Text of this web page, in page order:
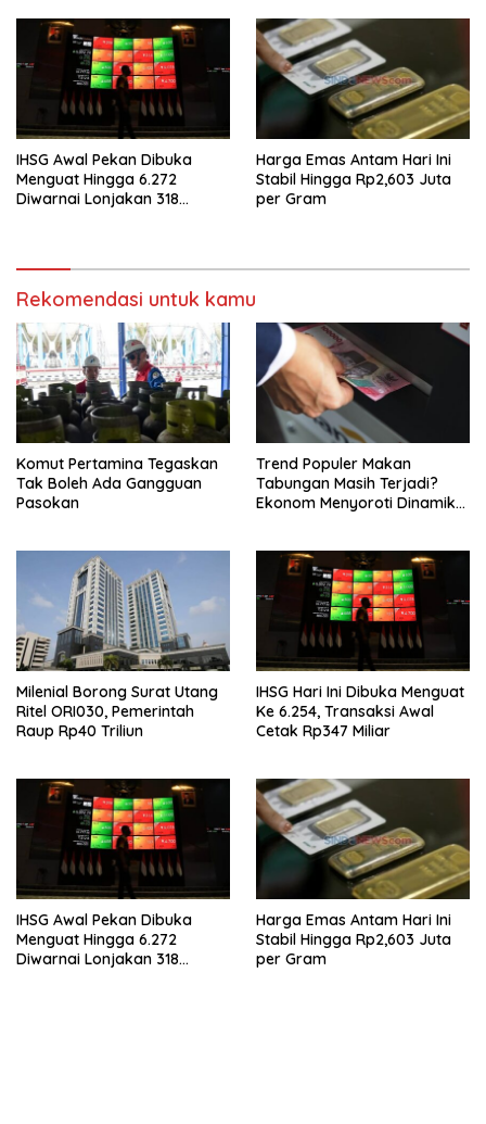
IHSG Awal Pekan Dibuka
Menguat Hingga 6.272
Diwarnai Lonjakan 318
Harga Emas Antam Hari Ini
Stabil Hingga Rp2,603 Juta
per Gram
Rekomendasi untuk kamu
Komut Pertamina Tegaskan
Tak Boleh Ada Gangguan
Pasokan
Trend Populer Makan
Tabungan Masih Terjadi?
Ekonom Menyoroti Dinamika
Milenial Borong Surat Utang
Ritel ORI030, Pemerintah
Raup Rp40 Triliun
IHSG Hari Ini Dibuka Menguat
Ke 6.254, Transaksi Awal
Cetak Rp347 Miliar
IHSG Awal Pekan Dibuka
Menguat Hingga 6.272
Diwarnai Lonjakan 318
Harga Emas Antam Hari Ini
Stabil Hingga Rp2,603 Juta
per Gram